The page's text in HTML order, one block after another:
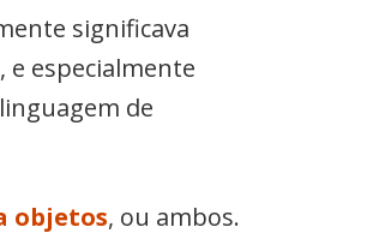
significava
e especialmente
de
objetos, ou ambos.